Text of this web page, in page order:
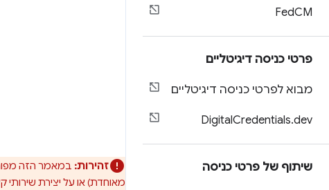
FedCM
פרטי כניסה דיגיטליים
מבוא לפרטי כניסה דיגיטליים
DigitalCredentials.dev
שיתוף של פרטי כניסה זהירות: במאמר הזה
מאוחדת) או על יצירת